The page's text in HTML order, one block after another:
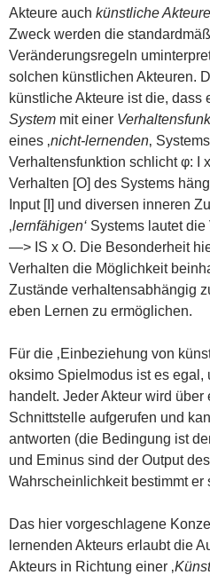
Akteure auch künstliche Akteure
Zweck werden die
Veränderungsregeln
solchen künstlichen Akteuren.
künstliche Akteure ist die, dass
System mit einer
eines ‚nicht-lernenden‚
Verhaltensfunktion schlicht φ: I
Verhalten [O] des Systems
Input [I] und diversen inneren
‚lernfähigen‘ Systems lautet
—> IS x O. Die Besonderheit
Verhalten die Möglichkeit
Zustände verhaltensabhängig
eben Lernen zu ermöglichen.
Für die ‚Einbeziehung von
oksimo Spielmodus ist es egal,
handelt. Jeder Akteur wird
Schnittstelle aufgerufen und
antworten (die Bedingung ist
und Eminus sind der Output
Wahrscheinlichkeit bestimmt er
Das hier vorgeschlagene
lernenden Akteurs erlaubt die
Akteurs in Richtung einer ‚